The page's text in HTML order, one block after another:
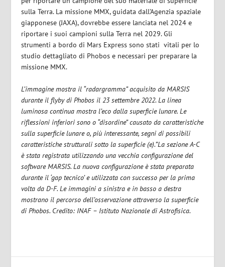
sulla Terra. La missione MMX, guidata dall’Agenzia spaziale
giapponese (JAXA), dovrebbe essere lanciata nel 2024 e
riportare i suoi campioni sulla Terra nel 2029. Gli
strumenti a bordo di Mars Express sono stati vitali per lo
studio dettagliato di Phobos e necessari per preparare la
missione MMX.
L’immagine mostra il “radargramma” acquisito da MARSIS
durante il flyby di Phobos il 23 settembre 2022. La linea
luminosa continua mostra l’eco dalla superficie lunare. Le
riflessioni inferiori sono o “disordine” causato da caratteristiche
sulla superficie lunare o, più interessante, segni di possibili
caratteristiche strutturali sotto la superficie (e).”La sezione A-C
è stata registrata utilizzando una vecchia configurazione del
software MARSIS. La nuova configurazione è stata preparata
durante il ‘gap tecnico’ e utilizzata con successo per la prima
volta da D-F. Le immagini a sinistra e in basso a destra
mostrano il percorso dell’osservazione attraverso la superficie
di Phobos. Credito: INAF – Istituto Nazionale di Astrofisica.